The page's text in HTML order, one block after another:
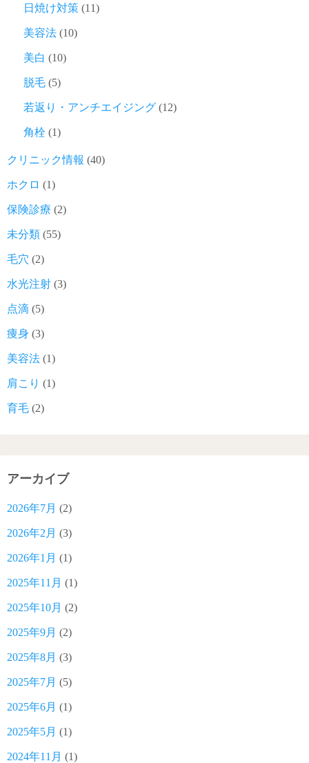
日焼け対策 (11)
美容法 (10)
美白 (10)
脱毛 (5)
若返り・アンチエイジング (12)
角栓 (1)
クリニック情報 (40)
ホクロ (1)
保険診療 (2)
未分類 (55)
毛穴 (2)
水光注射 (3)
点滴 (5)
痩身 (3)
美容法 (1)
肩こり (1)
育毛 (2)
アーカイブ
2026年7月 (2)
2026年2月 (3)
2026年1月 (1)
2025年11月 (1)
2025年10月 (2)
2025年9月 (2)
2025年8月 (3)
2025年7月 (5)
2025年6月 (1)
2025年5月 (1)
2024年11月 (1)